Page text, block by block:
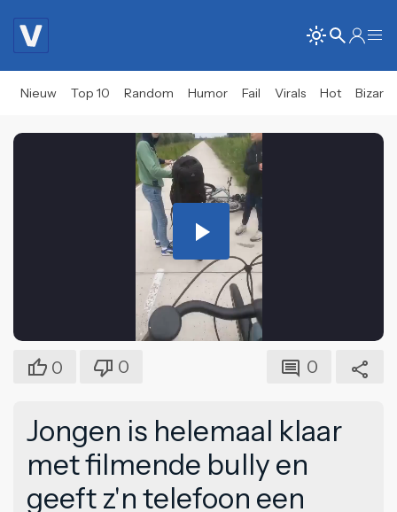
Nieuw Top 10 Random Humor Fail Virals Hot Bizar
Play
Video
0 0 0
Jongen is helemaal klaar
met filmende bully en
geeft z'n telefoon een